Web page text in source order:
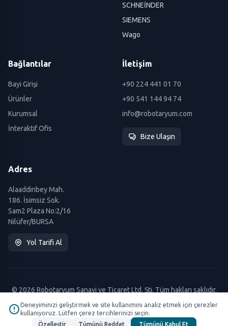
SCHNEİNDER
SIEMENS
Wago
Bağlantılar
Bayi Girişi
Ürünler
Kurumsal
İnteraktif Ofis
İletişim
+90 224 441 01 70
+90 541 144 94 74
info@robotaryum.com
Bize Ulaşın
Adres
Alaaddinbey Mah.
186. İsimsiz Sok.
Sam2 Plaza No:2/16
Nilüfer/BURSA
Yol Tarifi Al
© 2026 Robotaryum Sanayi ve Ticaret Ltd. Şti. Tüm hakları saklıdır.
Deneyiminizi geliştirmek ve site kullanımını analiz etmek için çerezler
kullanıyoruz. Lütfen çerez tercihlerinizi seçin.
Özelleştir
Tümünü Reddet Tümünü Kabul Et